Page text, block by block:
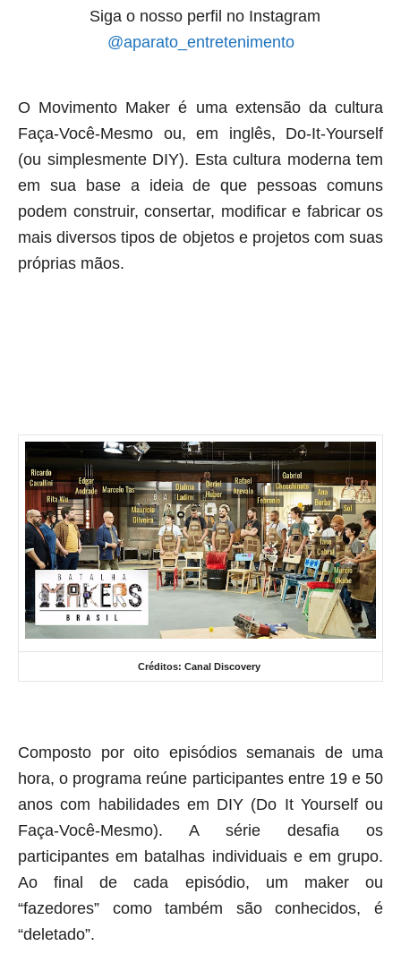
Siga o nosso perfil no Instagram
@aparato_entretenimento
O Movimento Maker é uma extensão da cultura
Faça-Você-Mesmo ou, em inglês, Do-It-Yourself
(ou simplesmente DIY). Esta cultura moderna tem
em sua base a ideia de que pessoas comuns
podem construir, consertar, modificar e fabricar os
mais diversos tipos de objetos e projetos com suas
próprias mãos.
Créditos: Canal Discovery
Composto por oito episódios semanais de uma
hora, o programa reúne participantes entre 19 e 50
anos com habilidades em DIY (Do It Yourself ou
Faça-Você-Mesmo). A série desafia os
participantes em batalhas individuais e em grupo.
Ao final de cada episódio, um maker ou
“fazedores” como também são conhecidos, é
“deletado”.